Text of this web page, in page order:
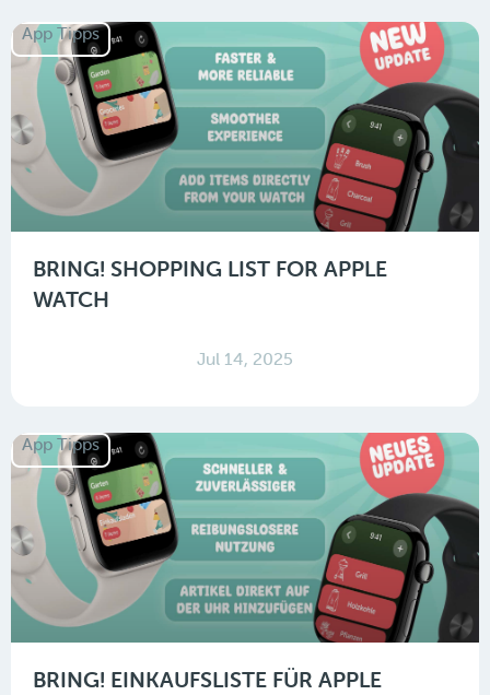
App Tipps
BRING! SHOPPING LIST FOR APPLE
WATCH
Jul 14, 2025
App Tipps
BRING! EINKAUFSLISTE FÜR APPLE